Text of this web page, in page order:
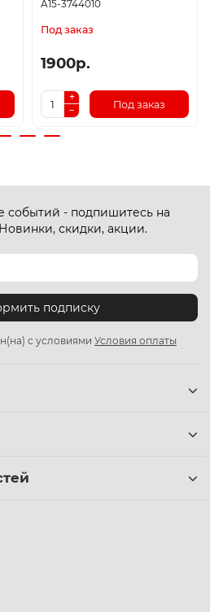
A15-3744010
Под заказ
1900р.
Под заказ
событий - подпишитесь на
скидки, акции.
подписку
с условиями Условия оплаты